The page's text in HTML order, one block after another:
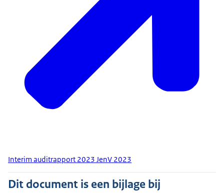
Interim auditrapport 2023 JenV 2023
Dit document is een bijlage bij